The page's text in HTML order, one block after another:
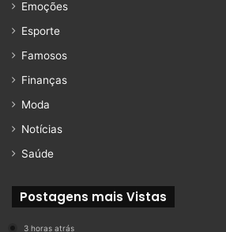
Emoções
Esporte
Famosos
Finanças
Moda
Notícias
Saúde
Postagens mais Vistas
3 horas atrás